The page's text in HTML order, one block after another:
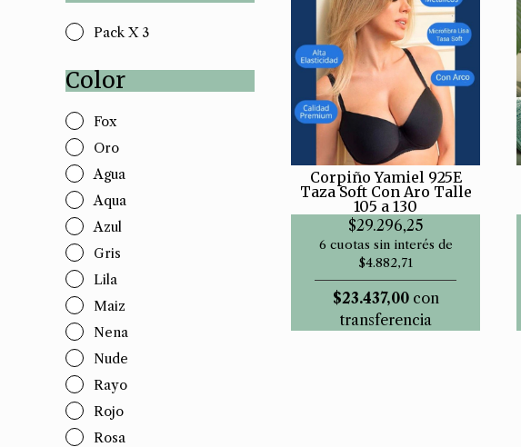
Pack X 3
Color
Fox
Oro
Agua
Aqua
Azul
Gris
Lila
Maiz
Nena
Nude
Rayo
Rojo
Rosa
Corpiño Yamiel 925E
Taza Soft Con Aro Talle
105 a 130
$29.296,25
6 cuotas sin interés de
$4.882,71
$23.437,00con
transferencia